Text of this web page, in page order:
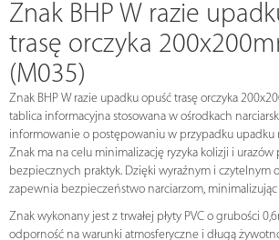
Znak BHP W razie
trasę orczyka
(M035)
Znak BHP W razie upadku opuść trasę orczyka
tablica informacyjna stosowana w ośrodkach
informowanie o postępowaniu w przypadku upadku
Znak ma na celu minimalizację ryzyka kolizji i
bezpiecznych praktyk. Dzięki wyraźnym i czytelnym
zapewnia bezpieczeństwo narciarzom,
Znak wykonany jest z trwałej płyty PVC o grubości
odporność na warunki atmosferyczne i długą